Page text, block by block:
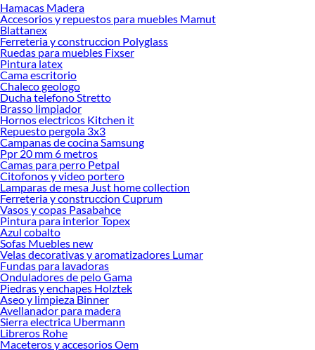
Hamacas Madera
Accesorios y repuestos para muebles Mamut
Blattanex
Ferreteria y construccion Polyglass
Ruedas para muebles Fixser
Pintura latex
Cama escritorio
Chaleco geologo
Ducha telefono Stretto
Brasso limpiador
Hornos electricos Kitchen it
Repuesto pergola 3x3
Campanas de cocina Samsung
Ppr 20 mm 6 metros
Camas para perro Petpal
Citofonos y video portero
Lamparas de mesa Just home collection
Ferreteria y construccion Cuprum
Vasos y copas Pasabahce
Pintura para interior Topex
Azul cobalto
Sofas Muebles new
Velas decorativas y aromatizadores Lumar
Fundas para lavadoras
Onduladores de pelo Gama
Piedras y enchapes Holztek
Aseo y limpieza Binner
Avellanador para madera
Sierra electrica Ubermann
Libreros Rohe
Maceteros y accesorios Oem